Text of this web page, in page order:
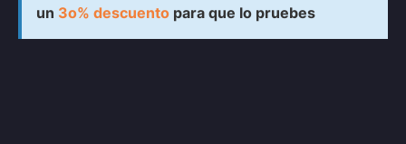
un 3o% descuento para que lo pruebes